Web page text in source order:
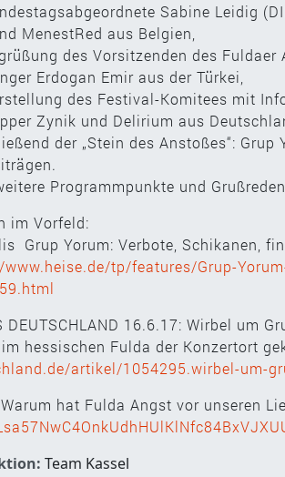
Sabine Leidig
MenestRed aus Belgien,
des Vorsitzenden des
Erdogan Emir aus der Türkei,
des Festival-Komitees mit
Zynik und Delirium aus
der „Stein des Anstoßes“:
Programmpunkte und
im Vorfeld:
Grup Yorum: Verbote, Schikanen,
tp/features/Grup-
DEUTSCHLAND 16.6.17: Wirbel um
hessischen Fulda der Konzertort
artikel/1054295.wirbel-um-
hat Fulda Angst vor unseren
Team Kassel